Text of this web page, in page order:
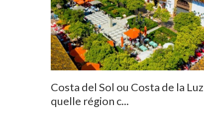
Costa del Sol ou Costa de la
quelle région c...